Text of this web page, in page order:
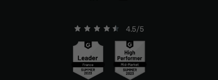
4.5/5